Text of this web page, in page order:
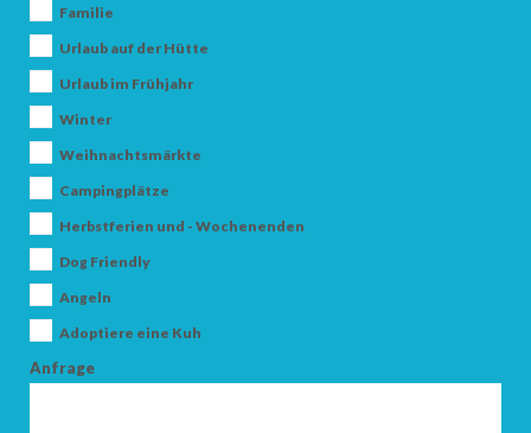
Familie
Urlaub auf der Hütte
Urlaub im Frühjahr
Winter
Weihnachtsmärkte
Campingplätze
Herbstferien und - Wochenenden
Dog Friendly
Angeln
Adoptiere eine Kuh
Anfrage